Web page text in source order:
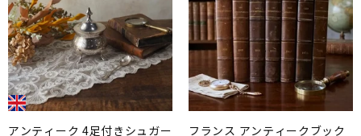
アンティーク 4足付きシュガー フランス アンティークブック